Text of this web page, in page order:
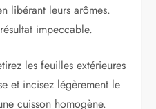
libérant leurs arômes.
impeccable.
les feuilles extérieures
et incisez légèrement le
cuisson homogène.